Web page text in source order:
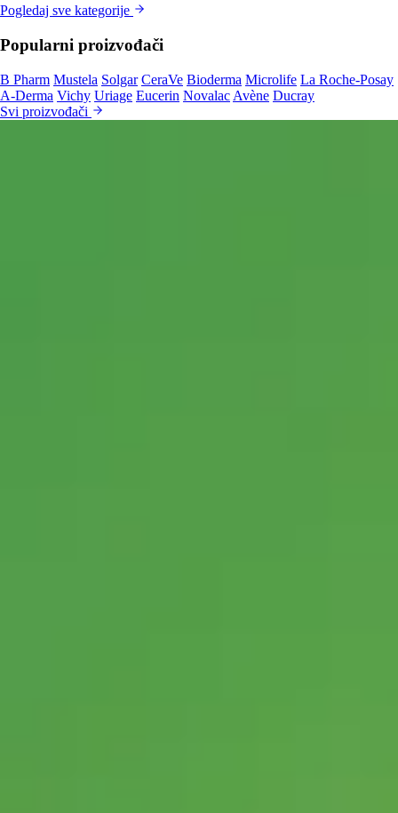
Pogledaj sve kategorije
Popularni proizvođači
B Pharm Mustela Solgar CeraVe Bioderma Microlife La Roche-Posay
A-Derma Vichy Uriage Eucerin Novalac Avène Ducray
Svi proizvođači